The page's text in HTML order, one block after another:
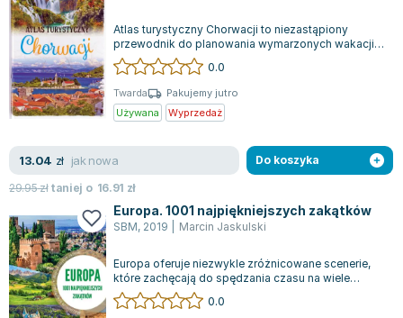
Atlas turystyczny Chorwacji to niezastąpiony
przewodnik do planowania wymarzonych wakacji!
Publikacja dostarcza kluczowych informa...
0.0
Twarda
Pakujemy jutro
Używana
Wyprzedaż
13.04 zł jak nowa
29.95złtaniej o 16.91 zł
Do koszyka
Europa. 1001 najpiękniejszych zakątków
SBM, 2019 Marcin Jaskulski
Europa oferuje niezwykle zróżnicowane scenerie,
które zachęcają do spędzania czasu na wiele
sposobów. Ten ilustrowany przewodnik p...
0.0